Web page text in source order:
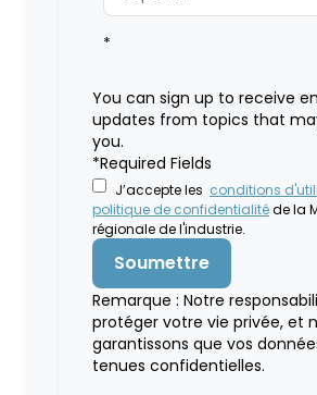
*
You can sign up to receive
updates from topics that
you.
*Required Fields
J’accepte les conditions
politique de confidentialitéde la
régionale de l'industrie.
Remarque : Notre
protéger votre vie privée, et
garantissons que vos
tenues confidentielles.